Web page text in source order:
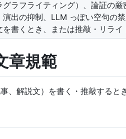
グラフライティング）、論証の
出の抑制、LLM っぽい空句の
書くとき、または推敲・リライ
章規範
、解説文）を書く・推敲すると